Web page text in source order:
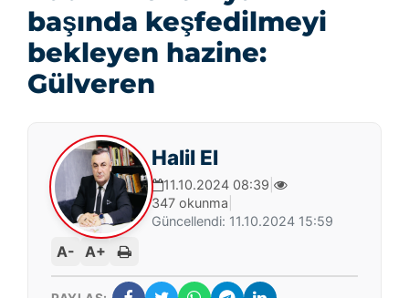
başında keşfedilmeyi
bekleyen hazine:
Gülveren
Halil El
11.10.2024 08:39
347 okunma
Güncellendi: 11.10.2024 15:59
A- A+